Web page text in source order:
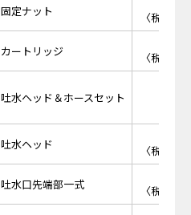
固定ナット
〈税抜価
カートリッジ
〈税抜価
吐水ヘッド＆ホースセット
吐水ヘッド
〈税抜価
吐水口先端部一式
〈税抜価